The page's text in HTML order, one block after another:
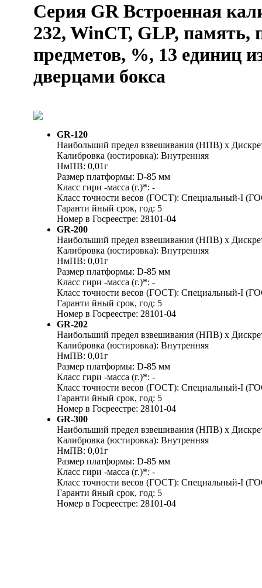
Серия GR Встроенная
232, WinСТ, GLP, память,
предметов, %, 13 единиц
дверцами бокса
GR-120
Наибольший предел взвешивания (НПВ) х
Калибровка (юстировка): Внутренняя
НмПВ: 0,01г
Размер платформы: D-85 мм
Класс гири -масса (г.)*: -
Класс точности весов (ГОСТ): Специальный-I
Гаранти йный срок, год: 5
Номер в Госреестре: 28101-04
GR-200
Наибольший предел взвешивания (НПВ) х
Калибровка (юстировка): Внутренняя
НмПВ: 0,01г
Размер платформы: D-85 мм
Класс гири -масса (г.)*: -
Класс точности весов (ГОСТ): Специальный-I
Гаранти йный срок, год: 5
Номер в Госреестре: 28101-04
GR-202
Наибольший предел взвешивания (НПВ) х
Калибровка (юстировка): Внутренняя
НмПВ: 0,01г
Размер платформы: D-85 мм
Класс гири -масса (г.)*: -
Класс точности весов (ГОСТ): Специальный-I
Гаранти йный срок, год: 5
Номер в Госреестре: 28101-04
GR-300
Наибольший предел взвешивания (НПВ) х
Калибровка (юстировка): Внутренняя
НмПВ: 0,01г
Размер платформы: D-85 мм
Класс гири -масса (г.)*: -
Класс точности весов (ГОСТ): Специальный-I
Гаранти йный срок, год: 5
Номер в Госреестре: 28101-04